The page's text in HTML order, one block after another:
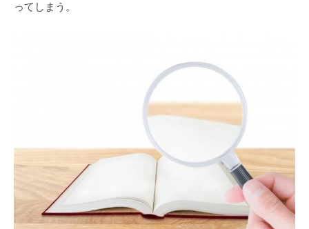
ってしまう。